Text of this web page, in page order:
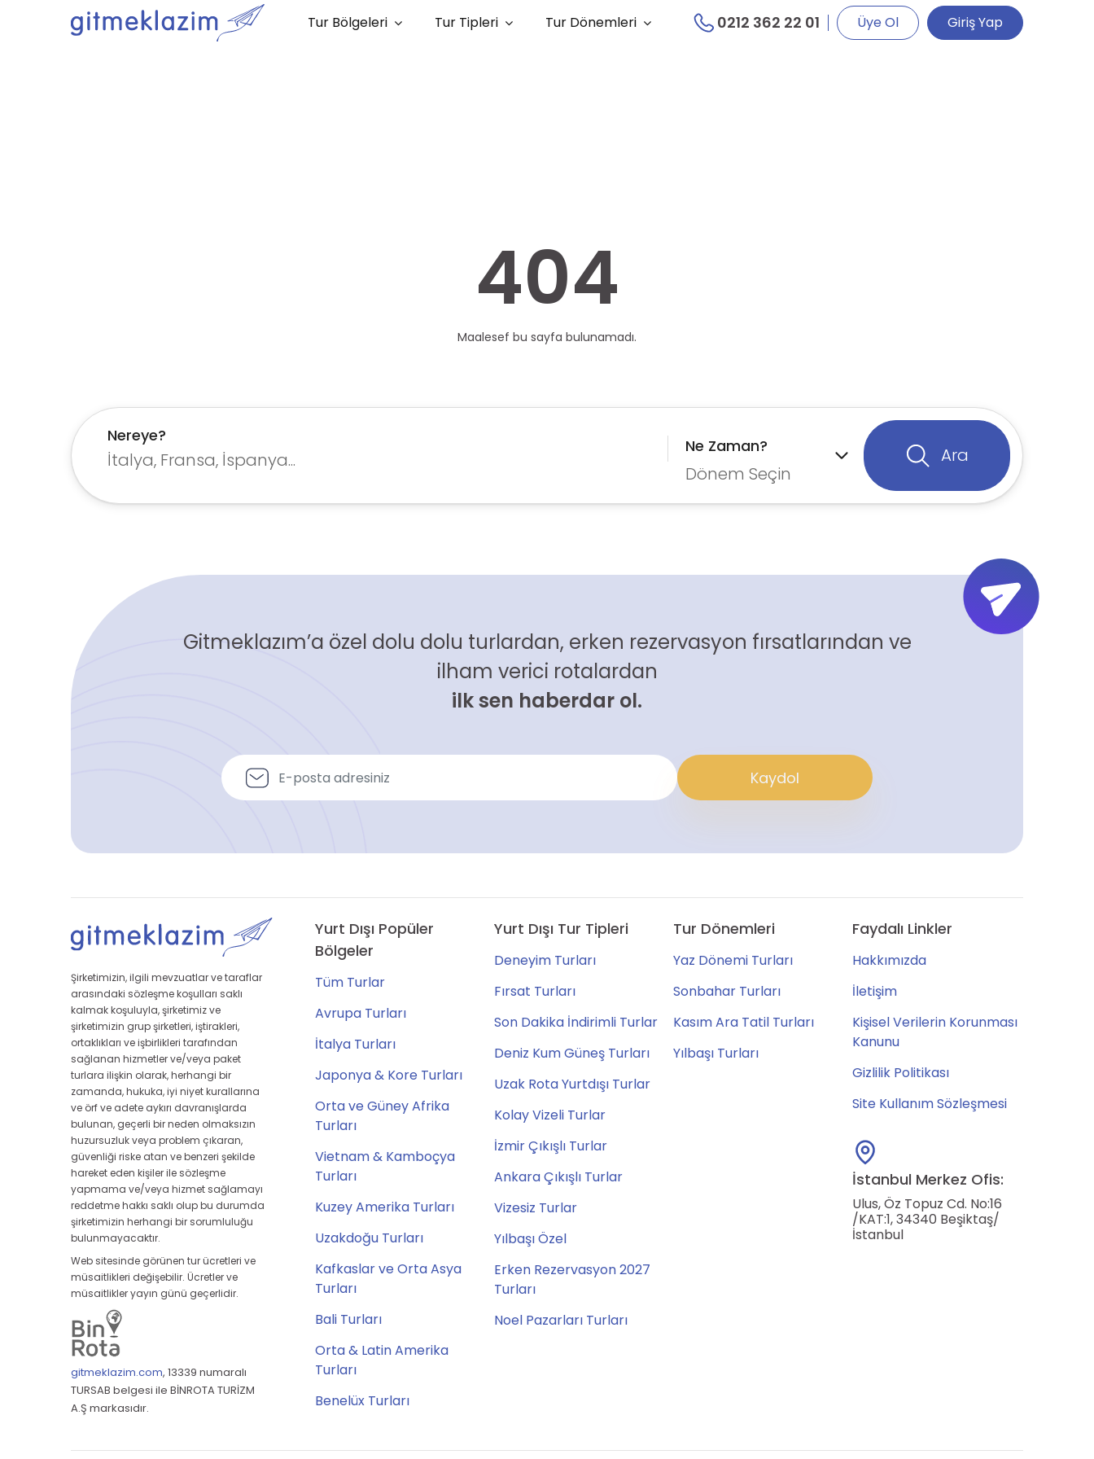
Tur Bölgeleri Tur Tipleri Tur Dönemleri 0212 362 22 01 Üye Ol Giriş Yap
404
Maalesef bu sayfa bulunamadı.
Nereye?
Ne Zaman?
Dönem Seçin
Ara
Gitmeklazım’a özel dolu dolu turlardan, erken rezervasyon fırsatlarından ve
ilham verici rotalardan
ilk sen haberdar ol.
Kaydol
Şirketimizin, ilgili mevzuatlar ve taraflar
arasındaki sözleşme koşulları saklı
kalmak koşuluyla, şirketimiz ve
şirketimizin grup şirketleri, iştirakleri,
ortaklıkları ve işbirlikleri tarafından
sağlanan hizmetler ve/veya paket
turlara ilişkin olarak, herhangi bir
zamanda, hukuka, iyi niyet kurallarına
ve örf ve adete aykırı davranışlarda
bulunan, geçerli bir neden olmaksızın
huzursuzluk veya problem çıkaran,
güvenliği riske atan ve benzeri şekilde
hareket eden kişiler ile sözleşme
yapmama ve/veya hizmet sağlamayı
reddetme hakkı saklı olup bu durumda
şirketimizin herhangi bir sorumluluğu
bulunmayacaktır.
Web sitesinde görünen tur ücretleri ve
müsaitlikleri değişebilir. Ücretler ve
müsaitlikler yayın günü geçerlidir.
gitmeklazim.com, 13339 numaralı
TURSAB belgesi ile BİNROTA TURİZM
A.Ş markasıdır.
Yurt Dışı Popüler
Bölgeler
Tüm Turlar
Avrupa Turları
İtalya Turları
Japonya & Kore Turları
Orta ve Güney Afrika
Turları
Vietnam & Kamboçya
Turları
Kuzey Amerika Turları
Uzakdoğu Turları
Kafkaslar ve Orta Asya
Turları
Bali Turları
Orta & Latin Amerika
Turları
Benelüx Turları
Yurt Dışı Tur Tipleri
Deneyim Turları
Fırsat Turları
Son Dakika İndirimli Turlar
Deniz Kum Güneş Turları
Uzak Rota Yurtdışı Turlar
Kolay Vizeli Turlar
İzmir Çıkışlı Turlar
Ankara Çıkışlı Turlar
Vizesiz Turlar
Yılbaşı Özel
Erken Rezervasyon 2027
Turları
Noel Pazarları Turları
Tur Dönemleri
Yaz Dönemi Turları
Sonbahar Turları
Kasım Ara Tatil Turları
Yılbaşı Turları
Faydalı Linkler
Hakkımızda
İletişim
Kişisel Verilerin Korunması
Kanunu
Gizlilik Politikası
Site Kullanım Sözleşmesi
İstanbul Merkez Ofis:
Ulus, Öz Topuz Cd. No:16
/KAT:1, 34340 Beşiktaş/
İstanbul